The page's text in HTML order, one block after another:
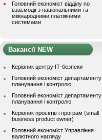
Головний економіст відділу по
взаємодії з національними та
міжнародними платіжними
системами
Вакансії NEW
Керівник центру ІТ-безпеки
Головний економіст департаменту
планування і контролю
Головний економіст департаменту
планування і контролю
Керівник проєктів і програм (small
business product owner)
Головний економіст Управління
валютного нагляду